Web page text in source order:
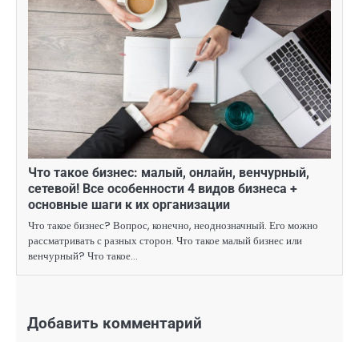
Что такое бизнес: малый, онлайн, венчурный,
сетевой! Все особенности 4 видов бизнеса +
основные шаги к их организации
Что такое бизнес? Вопрос, конечно, неоднозначный. Его можно
рассматривать с разных сторон. Что такое малый бизнес или
венчурный? Что такое…
Добавить комментарий